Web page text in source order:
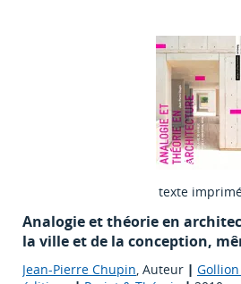
texte
Analogie et théorie en
la ville et de la conception,
Jean-Pierre Chupin, Auteur |